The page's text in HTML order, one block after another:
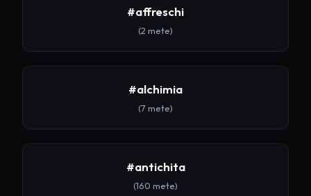
#affreschi
(2 mete)
#alchimia
(7 mete)
#antichita
(160 mete)